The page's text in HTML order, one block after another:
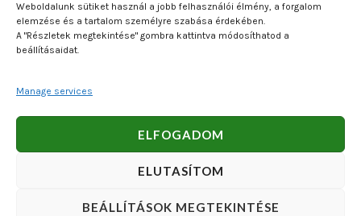
Weboldalunk sütiket használ a jobb felhasználói élmény, a forgalom
elemzése és a tartalom személyre szabása érdekében.
A "Részletek megtekintése" gombra kattintva módosíthatod a
beállításaidat.
Manage services
ELFOGADOM
ELUTASÍTOM
BEÁLLÍTÁSOK MEGTEKINTÉSE
Közösségi adószám: HU90921379
Bankszámlaszám: OTP Bank 11740047-27102600
by Bakos Bálint E. V. (Halcsapda).